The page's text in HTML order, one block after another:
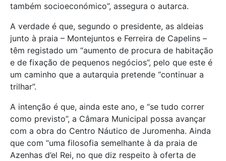
também socioeconómico”, assegura o autarca.
A verdade é que, segundo o presidente, as aldeias
junto à praia – Montejuntos e Ferreira de Capelins –
têm registado um “aumento de procura de habitação
e de fixação de pequenos negócios”, pelo que este é
um caminho que a autarquia pretende “continuar a
trilhar”.
A intenção é que, ainda este ano, e “se tudo correr
como previsto”, a Câmara Municipal possa avançar
com a obra do Centro Náutico de Juromenha. Ainda
que com “uma filosofia semelhante à da praia de
Azenhas d’el Rei, no que diz respeito à oferta de